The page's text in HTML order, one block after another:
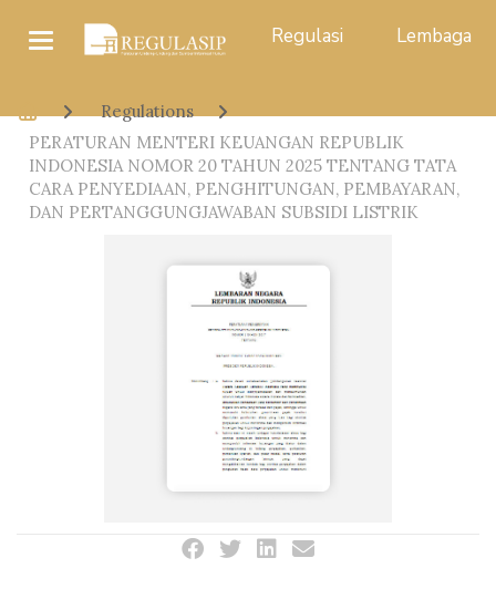
Regulasi Lembaga
Regulations
PERATURAN MENTERI KEUANGAN REPUBLIK
INDONESIA NOMOR 20 TAHUN 2025 TENTANG TATA
CARA PENYEDIAAN, PENGHITUNGAN, PEMBAYARAN,
DAN PERTANGGUNGJAWABAN SUBSIDI LISTRIK